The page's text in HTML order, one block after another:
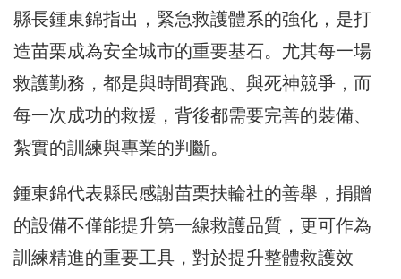
縣長鍾東錦指出，緊急救護體系的強化，是打
造苗栗成為安全城市的重要基石。尤其每一場
救護勤務，都是與時間賽跑、與死神競爭，而
每一次成功的救援，背後都需要完善的裝備、
紮實的訓練與專業的判斷。
鍾東錦代表縣民感謝苗栗扶輪社的善舉，捐贈
的設備不僅能提升第一線救護品質，更可作為
訓練精進的重要工具，對於提升整體救護效